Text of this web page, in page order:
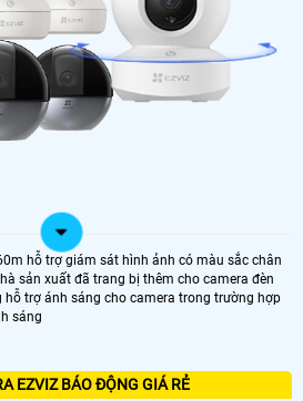
hỗ trợ giám sát hình ảnh có màu sắc chân
sản xuất đã trang bị thêm cho camera đèn
trợ ánh sáng cho camera trong trường hợp
sáng
EZVIZ BÁO ĐỘNG GIÁ RẺ